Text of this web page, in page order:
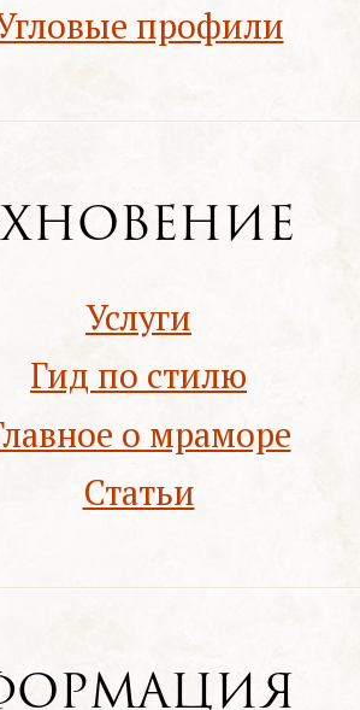
профили
Услуги
Гид по стилю
о мраморе
Статьи